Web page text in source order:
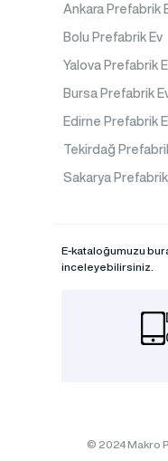
Ankara Prefabrik
Bolu Prefabrik Ev
Yalova Prefabrik
Bursa Prefabrik
Edirne Prefabrik
Tekirdağ
Sakarya Prefabrik
E-kataloğumuzu
inceleyebilirsiniz.
© 2024 Makro